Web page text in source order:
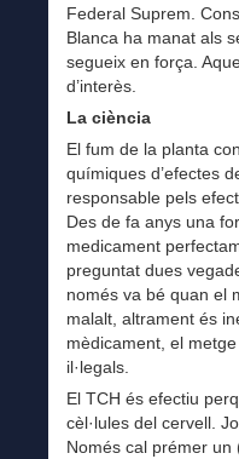
Federal Suprem.
Blanca ha manat als
segueix en força.
d’interès.
La ciència
El fum de la planta
químiques d’efectes
responsable pels
Des de fa anys una
medicament
preguntat dues
només va bé quan el
malalt, altrament és
mèdicament, el
il·legals.
El TCH és efectiu
cèl·lules del cervell.
Només cal prémer un